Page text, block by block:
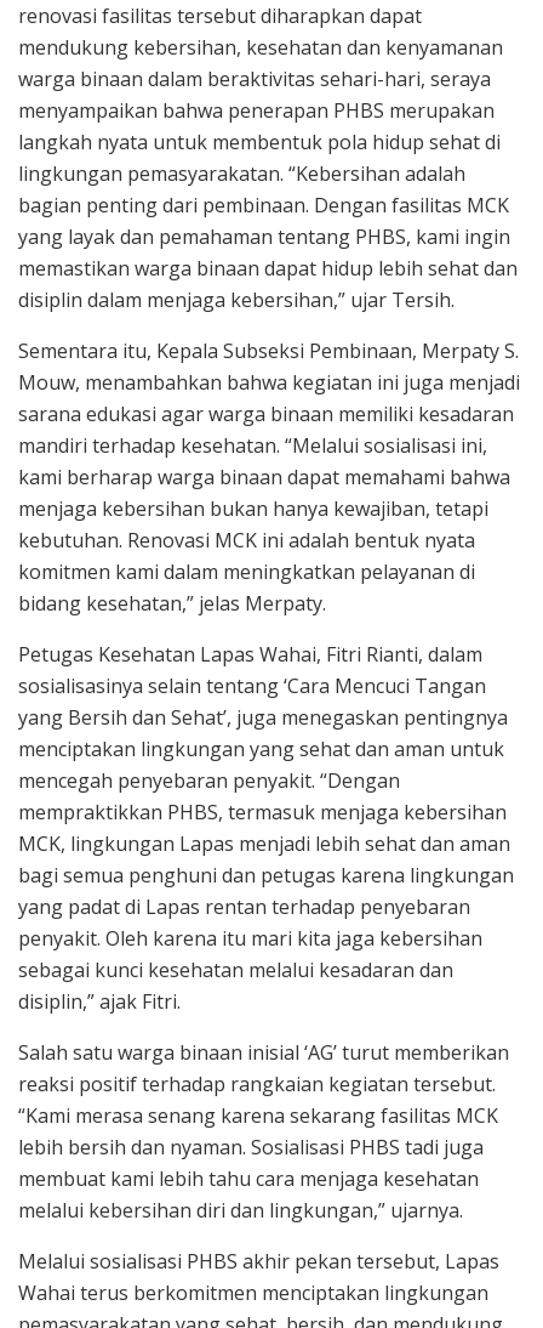
renovasi fasilitas tersebut diharapkan dapat
mendukung kebersihan, kesehatan dan kenyamanan
warga binaan dalam beraktivitas sehari-hari, seraya
menyampaikan bahwa penerapan PHBS merupakan
langkah nyata untuk membentuk pola hidup sehat di
lingkungan pemasyarakatan. “Kebersihan adalah
bagian penting dari pembinaan. Dengan fasilitas MCK
yang layak dan pemahaman tentang PHBS, kami ingin
memastikan warga binaan dapat hidup lebih sehat dan
disiplin dalam menjaga kebersihan,” ujar Tersih.
Sementara itu, Kepala Subseksi Pembinaan, Merpaty S.
Mouw, menambahkan bahwa kegiatan ini juga menjadi
sarana edukasi agar warga binaan memiliki kesadaran
mandiri terhadap kesehatan. “Melalui sosialisasi ini,
kami berharap warga binaan dapat memahami bahwa
menjaga kebersihan bukan hanya kewajiban, tetapi
kebutuhan. Renovasi MCK ini adalah bentuk nyata
komitmen kami dalam meningkatkan pelayanan di
bidang kesehatan,” jelas Merpaty.
Petugas Kesehatan Lapas Wahai, Fitri Rianti, dalam
sosialisasinya selain tentang ‘Cara Mencuci Tangan
yang Bersih dan Sehat’, juga menegaskan pentingnya
menciptakan lingkungan yang sehat dan aman untuk
mencegah penyebaran penyakit. “Dengan
mempraktikkan PHBS, termasuk menjaga kebersihan
MCK, lingkungan Lapas menjadi lebih sehat dan aman
bagi semua penghuni dan petugas karena lingkungan
yang padat di Lapas rentan terhadap penyebaran
penyakit. Oleh karena itu mari kita jaga kebersihan
sebagai kunci kesehatan melalui kesadaran dan
disiplin,” ajak Fitri.
Salah satu warga binaan inisial ‘AG’ turut memberikan
reaksi positif terhadap rangkaian kegiatan tersebut.
“Kami merasa senang karena sekarang fasilitas MCK
lebih bersih dan nyaman. Sosialisasi PHBS tadi juga
membuat kami lebih tahu cara menjaga kesehatan
melalui kebersihan diri dan lingkungan,” ujarnya.
Melalui sosialisasi PHBS akhir pekan tersebut, Lapas
Wahai terus berkomitmen menciptakan lingkungan